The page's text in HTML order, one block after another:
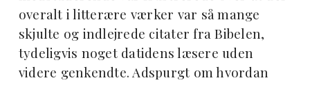
overalt i litterære værker var så mange
skjulte og indlejrede citater fra Bibelen,
tydeligvis noget datidens læsere uden
videre genkendte. Adspurgt om hvordan